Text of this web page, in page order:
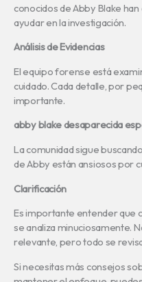
conocidos de Abby Blake
ayudar en la investigación.
Análisis de Evidencias
El equipo forense está
cuidado. Cada detalle, por
importante.
abby blake desaparecida
La comunidad sigue
de Abby están ansiosos por
Clarificación
Es importante entender que
se analiza minuciosamente.
relevante, pero todo se
Si necesitas más consejos